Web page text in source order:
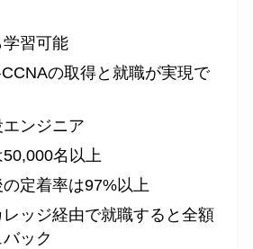
習可能
の取得と就職が実現で
ンジニア
名以上
定着率は97%以上
レッジ経由で就職すると全額
ック